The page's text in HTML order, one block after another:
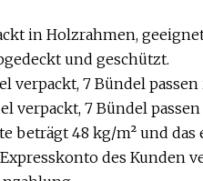
in Holzrahmen,
und geschützt.
verpackt, 7 Bündel
verpackt, 7 Bündel
beträgt 48 kg/m² und
des Kunden